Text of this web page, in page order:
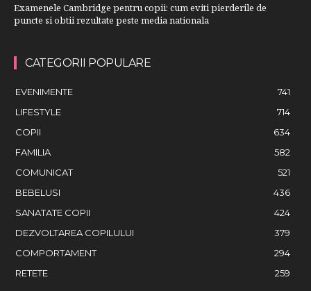
Examenele Cambridge pentru copii: cum eviti pierderile de
puncte si obtii rezultate peste media nationala
CATEGORII POPULARE
EVENIMENTE
741
LIFESTYLE
714
COPII
634
FAMILIA
582
COMUNICAT
521
BEBELUSI
436
SANATATE COPII
424
DEZVOLTAREA COPILULUI
379
COMPORTAMENT
294
RETETE
259